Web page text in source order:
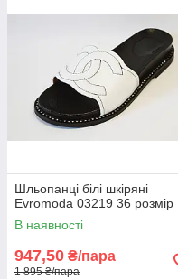
Шльопанці білі шкіряні
Evromoda 03219 36 розмір
В наявності
947,50 ₴/пара
1 895 ₴/пара